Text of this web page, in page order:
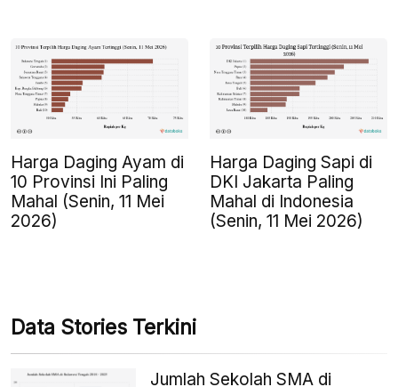
Harga Daging Ayam di
10 Provinsi Ini Paling
Mahal (Senin, 11 Mei
2026)
Harga Daging Sapi di
DKI Jakarta Paling
Mahal di Indonesia
(Senin, 11 Mei 2026)
Data Stories Terkini
Jumlah Sekolah SMA di